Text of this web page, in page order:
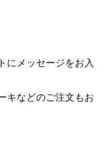
にメッセージをお入
キなどのご注文もお